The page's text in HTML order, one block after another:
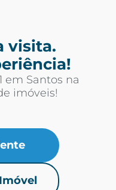
visita.
em Santos na
imóveis!